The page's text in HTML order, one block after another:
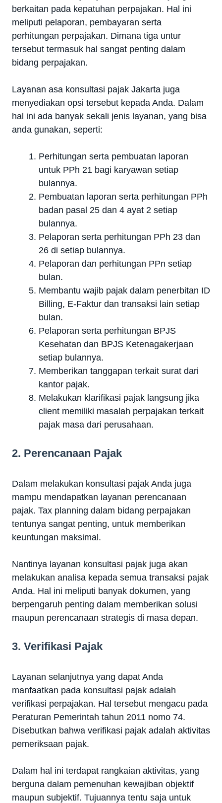
berkaitan pada kepatuhan perpajakan. Hal ini
meliputi pelaporan, pembayaran serta
perhitungan perpajakan. Dimana tiga untur
tersebut termasuk hal sangat penting dalam
bidang perpajakan.
Layanan asa konsultasi pajak Jakarta juga
menyediakan opsi tersebut kepada Anda. Dalam
hal ini ada banyak sekali jenis layanan, yang bisa
anda gunakan, seperti:
Perhitungan serta pembuatan laporan
untuk PPh 21 bagi karyawan setiap
bulannya.
Pembuatan laporan serta perhitungan PPh
badan pasal 25 dan 4 ayat 2 setiap
bulannya.
Pelaporan serta perhitungan PPh 23 dan
26 di setiap bulannya.
Pelaporan dan perhitungan PPn setiap
bulan.
Membantu wajib pajak dalam penerbitan ID
Billing, E-Faktur dan transaksi lain setiap
bulan.
Pelaporan serta perhitungan BPJS
Kesehatan dan BPJS Ketenagakerjaan
setiap bulannya.
Memberikan tanggapan terkait surat dari
kantor pajak.
Melakukan klarifikasi pajak langsung jika
client memiliki masalah perpajakan terkait
pajak masa dari perusahaan.
2. Perencanaan Pajak
Dalam melakukan konsultasi pajak Anda juga
mampu mendapatkan layanan perencanaan
pajak. Tax planning dalam bidang perpajakan
tentunya sangat penting, untuk memberikan
keuntungan maksimal.
Nantinya layanan konsultasi pajak juga akan
melakukan analisa kepada semua transaksi pajak
Anda. Hal ini meliputi banyak dokumen, yang
berpengaruh penting dalam memberikan solusi
maupun perencanaan strategis di masa depan.
3. Verifikasi Pajak
Layanan selanjutnya yang dapat Anda
manfaatkan pada konsultasi pajak adalah
verifikasi perpajakan. Hal tersebut mengacu pada
Peraturan Pemerintah tahun 2011 nomo 74.
Disebutkan bahwa verifikasi pajak adalah aktivitas
pemeriksaan pajak.
Dalam hal ini terdapat rangkaian aktivitas, yang
berguna dalam pemenuhan kewajiban objektif
maupun subjektif. Tujuannya tentu saja untuk